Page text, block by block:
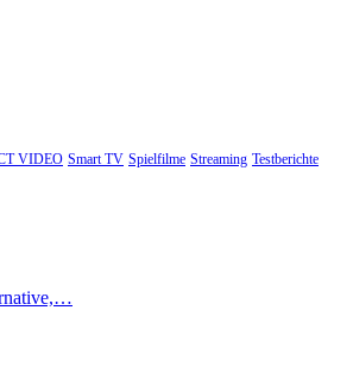
VIDEO Smart TV Spielfilme Streaming Testberichte